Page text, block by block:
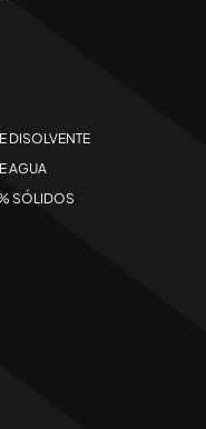
DISOLVENTE
AGUA
SÓLIDOS